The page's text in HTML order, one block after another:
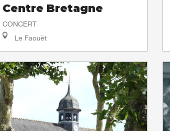
Centre Bretagne
CONCERT
Le Faouët